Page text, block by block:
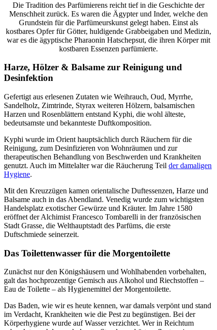
Die Tradition des Parfümierens reicht tief in die Geschichte der
Menschheit zurück. Es waren die Ägypter und Inder, welche den
Grundstein für die Parfümeurskunst gelegt haben. Einst als
kostbares Opfer für Götter, huldigende Grabbeigaben und Medizin,
war es die ägyptische Pharaonin Hatschepsut, die ihren Körper mit
kostbaren Essenzen parfümierte.
Harze, Hölzer & Balsame zur Reinigung und
Desinfektion
Gefertigt aus erlesenen Zutaten wie Weihrauch, Oud, Myrrhe,
Sandelholz, Zimtrinde, Styrax weiteren Hölzern, balsamischen
Harzen und Rosenblättern entstand Kyphi, die wohl älteste,
bedeutsamste und bekannteste Duftkomposition.
Kyphi wurde im Orient hauptsächlich durch Räuchern für die
Reinigung, zum Desinfizieren von Wohnräumen und zur
therapeutischen Behandlung von Beschwerden und Krankheiten
genutzt. Auch im Mittelalter war die Räucherung Teil der damaligen
Hygiene.
Mit den Kreuzzügen kamen orientalische Duftessenzen, Harze und
Balsame auch in das Abendland. Venedig wurde zum wichtigsten
Handelsplatz exotischer Gewürze und Kräuter. Im Jahre 1580
eröffnet der Alchimist Francesco Tombarelli in der französischen
Stadt Grasse, die Welthauptstadt des Parfüms, die erste
Duftschmiede seinerzeit.
Das Toilettenwasser für die Morgentoilette
Zunächst nur den Königshäusern und Wohlhabenden vorbehalten,
galt das hochprozentige Gemisch aus Alkohol und Riechstoffen –
Eau de Toilette – als Hygienemittel der Morgentoilette.
Das Baden, wie wir es heute kennen, war damals verpönt und stand
im Verdacht, Krankheiten wie die Pest zu begünstigen. Bei der
Körperhygiene wurde auf Wasser verzichtet. Wer in Reichtum